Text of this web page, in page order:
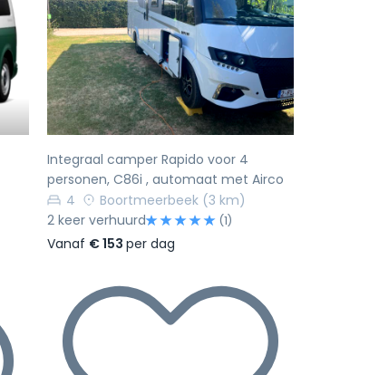
Volgende Vorige Volgende
Integraal camper Rapido voor 4
personen, C86i , automaat met Airco
4
Boortmeerbeek (3 km)
2 keer verhuurd
(1)
Vanaf € 153per dag